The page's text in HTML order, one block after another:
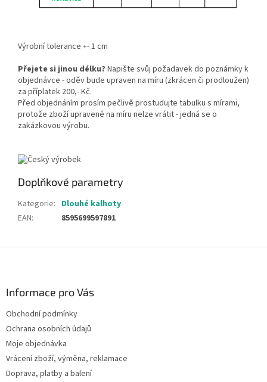
Výrobní tolerance +- 1 cm
Přejete si jinou délku? Napište svůj požadavek do poznámky k
objednávce - oděv bude upraven na míru (zkrácen či prodloužen)
za příplatek 200,- Kč.
Před objednáním prosím pečlivě prostudujte tabulku s mírami,
protože zboží upravené na míru nelze vrátit - jedná se o
zakázkovou výrobu.
Doplňkové parametry
Kategorie: Dlouhé kalhoty
EAN: 8595699597891
Informace pro Vás
Obchodní podmínky
Ochrana osobních údajů
Moje objednávka
Vrácení zboží, výměna, reklamace
Doprava, platby a balení